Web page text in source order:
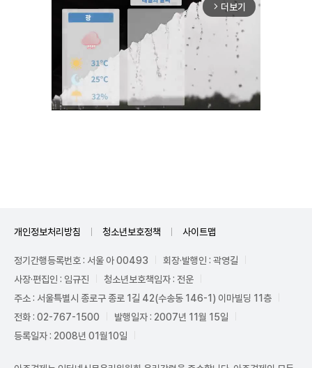
arrow_forward_ios 더보기
개인정보처리방침 청소년보호정책 사이트맵
정기간행등록번호 : 서울 아 00493
회장·발행인 : 곽영길
사장·편집인 : 임규진
청소년보호책임자 : 전운
주소 : 서울특별시 종로구 종로 1길 42(수송동 146-1) 이마빌딩 11층
전화 : 02-767-1500
발행일자 : 2007년 11월 15일
등록일자 : 2008년 01월10일